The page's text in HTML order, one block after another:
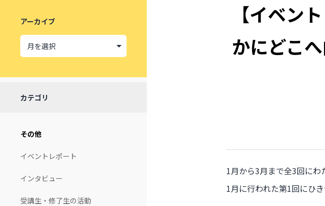
ッ
講師一覧 説明会・
アーカイブ
カテゴリ
その他
イベントレポート
インタビュー
受講生・修了生の活動
【イベン
かにどこ
1月から3月まで全3回にわ
1月に行われた第1回にひ